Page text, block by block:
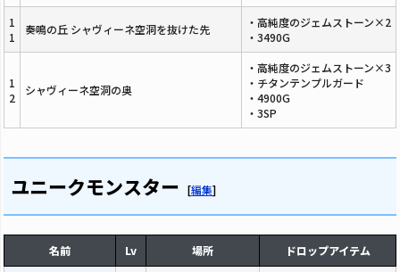
1
1
奏鳴の丘 シャヴィーネ空洞を抜けた先
・高純度のジェムストーン×2
・3490G
1
2
シャヴィーネ空洞の奥
・高純度のジェムストーン×3
・チタンテンプルガード
・4900G
・3SP
ユニークモンスター [編集]
名前 Lv 場所 ドロップアイテム